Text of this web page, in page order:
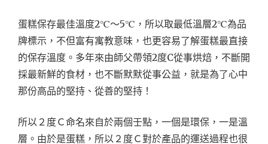
蛋糕保存最佳溫度2℃～5℃，所以取最低溫層2℃為品
牌標示，不但富有寓教意味，也更容易了解蛋糕最直接
的保存溫度。多年來由師父帶領2度C從事烘焙，不斷開
採最新鮮的食材，也不斷默默從事公益，就是為了心中
那份高品的堅持、從善的堅持！
所以２度Ｃ命名來自於兩個壬點，一個是環保，一是溫
層。由於是蛋糕，所以２度Ｃ對於產品的運送過程也很